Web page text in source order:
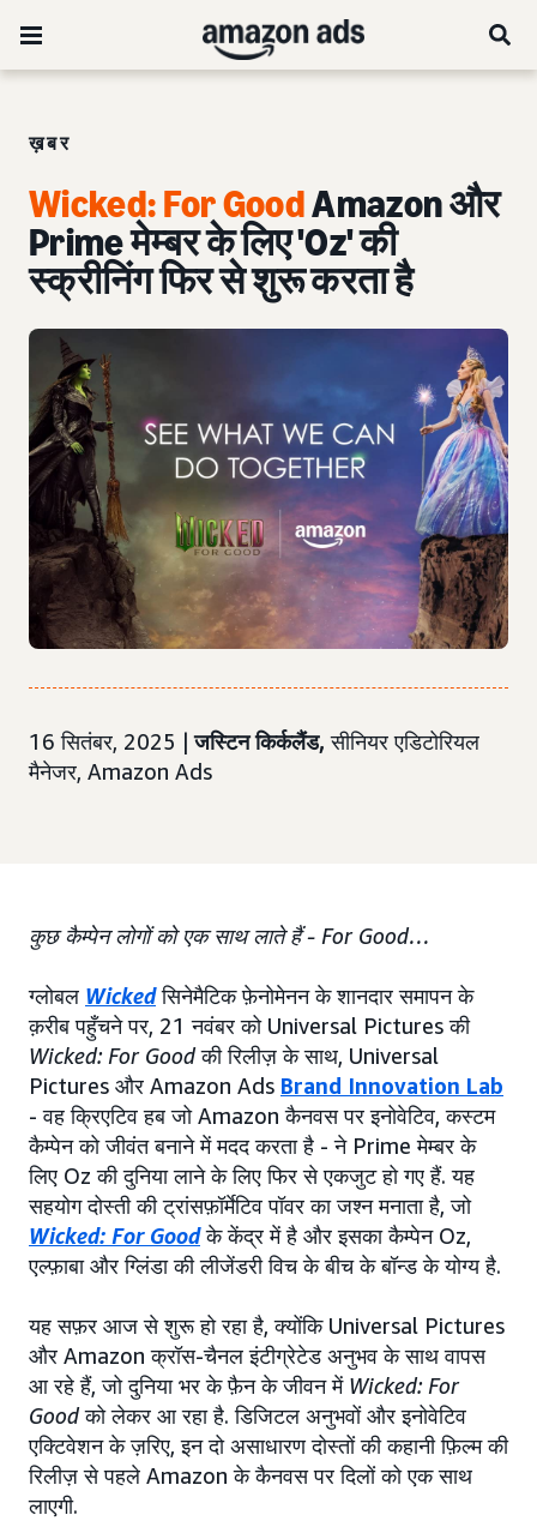
ख़बर
Wicked: For GoodAmazon और
Prime मेम्बर के लिए 'Oz' की
स्क्रीनिंग फिर से शुरू करता है
16 सितंबर, 2025 |जस्टिन किर्कलैंड, सीनियर एडिटोरियल
मैनेजर, Amazon Ads
कुछ कैम्पेन लोगों को एक साथ लाते हैं - For Good…
ग्लोबल Wickedसिनेमैटिक फ़ेनोमेनन के शानदार समापन के
क़रीब पहुँचने पर, 21 नवंबर को Universal Pictures की
Wicked: For Goodकी रिलीज़ के साथ, Universal
Pictures और Amazon Ads Brand Innovation Lab
- वह क्रिएटिव हब जो Amazon कैनवस पर इनोवेटिव, कस्टम
कैम्पेन को जीवंत बनाने में मदद करता है - ने Prime मेम्बर के
लिए Oz की दुनिया लाने के लिए फिर से एकजुट हो गए हैं. यह
सहयोग दोस्ती की ट्रांसफ़ॉर्मेटिव पॉवर का जश्न मनाता है, जो
Wicked: For Goodके केंद्र में है और इसका कैम्पेन Oz,
एल्फ़ाबा और ग्लिंडा की लीजेंडरी विच के बीच के बॉन्ड के योग्य है.
यह सफ़र आज से शुरू हो रहा है, क्योंकि Universal Pictures
और Amazon क्रॉस-चैनल इंटीग्रेटेड अनुभव के साथ वापस
आ रहे हैं, जो दुनिया भर के फ़ैन के जीवन में Wicked: For
Goodको लेकर आ रहा है. डिजिटल अनुभवों और इनोवेटिव
एक्टिवेशन के ज़रिए, इन दो असाधारण दोस्तों की कहानी फ़िल्म की
रिलीज़ से पहले Amazon के कैनवस पर दिलों को एक साथ
लाएगी.